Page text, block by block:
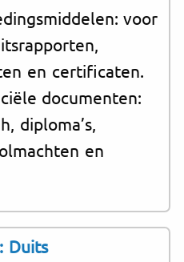
voor
en certificaten.
documenten:
diploma’s,
en
Duits